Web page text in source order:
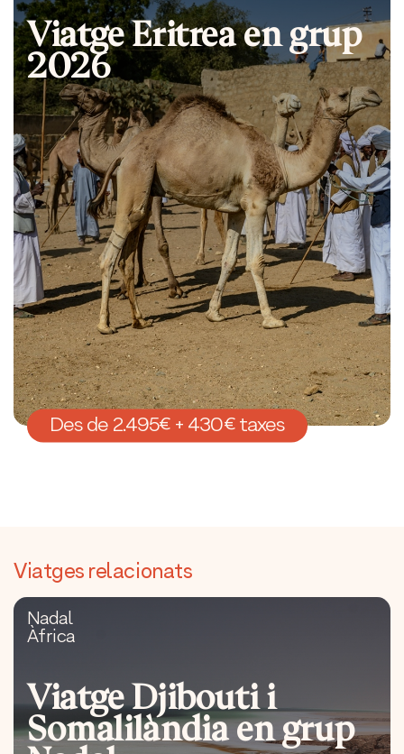
Viatge Eritrea en grup
2026
Des de 2.495€ + 430€ taxes
Viatges relacionats
Nadal
Àfrica
Viatge Djibouti i
Somalilàndia en grup